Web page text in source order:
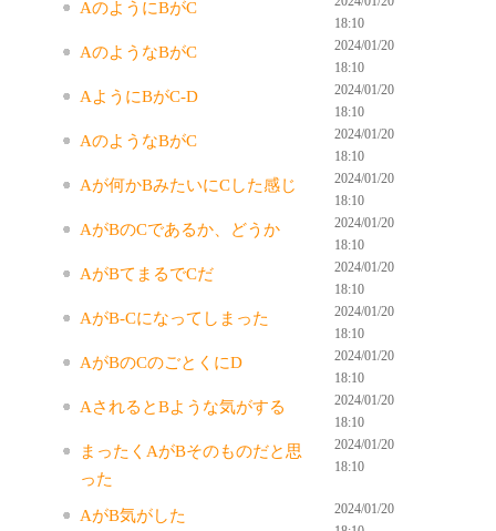
AのようにBがC
18:10
AのようなBがC
2024/01/20
18:10
AようにBがC-D
2024/01/20
18:10
AのようなBがC
2024/01/20
18:10
Aが何かBみたいにCした感じ
2024/01/20
18:10
AがBのCであるか、どうか
2024/01/20
18:10
AがBてまるでCだ
2024/01/20
18:10
AがB-Cになってしまった
2024/01/20
18:10
AがBのCのごとくにD
2024/01/20
18:10
AされるとBような気がする
2024/01/20
18:10
まったくAがBそのものだと思
った
2024/01/20
18:10
AがB気がした
2024/01/20